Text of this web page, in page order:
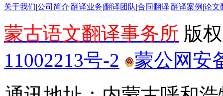
关于我们 公司简介 翻译业务 翻译团队 合同翻译 翻译案例 论文
蒙古语文翻译事务所 版
11002213号-2
蒙公网安